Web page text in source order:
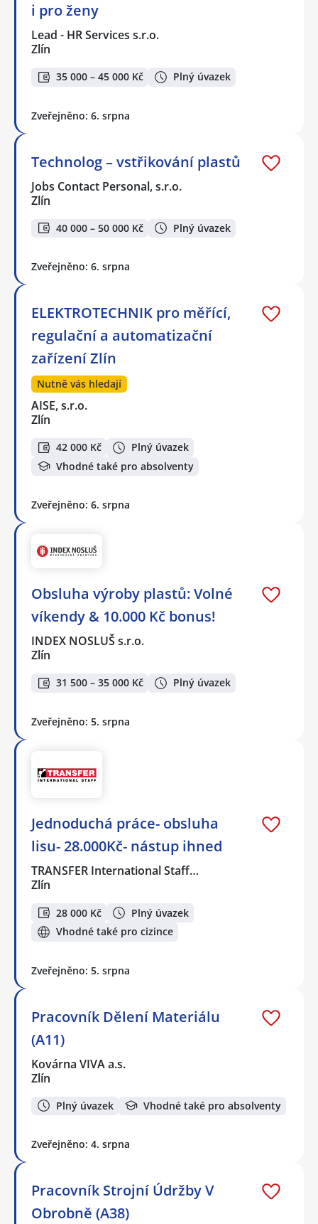
i pro ženy
Lead - HR Services s.r.o.
Zlín
35 000 – 45 000 Kč Plný úvazek
Zveřejněno: 6. srpna
Technolog – vstřikování plastů
Jobs Contact Personal, s.r.o.
Zlín
40 000 – 50 000 Kč Plný úvazek
Zveřejněno: 6. srpna
ELEKTROTECHNIK pro měřící,
regulační a automatizační
zařízení Zlín
Nutně vás hledají
AISE, s.r.o.
Zlín
42 000 Kč
Plný úvazek
Vhodné také pro absolventy
Zveřejněno: 6. srpna
Obsluha výroby plastů: Volné
víkendy & 10.000 Kč bonus!
INDEX NOSLUŠ s.r.o.
Zlín
31 500 – 35 000 Kč Plný úvazek
Zveřejněno: 5. srpna
Jednoduchá práce- obsluha
lisu- 28.000Kč- nástup ihned
TRANSFER International Staff…
Zlín
28 000 Kč
Plný úvazek
Vhodné také pro cizince
Zveřejněno: 5. srpna
Pracovník Dělení Materiálu
(A11)
Kovárna VIVA a.s.
Zlín
Plný úvazek Vhodné také pro absolventy
Zveřejněno: 4. srpna
Pracovník Strojní Údržby V
Obrobně (A38)